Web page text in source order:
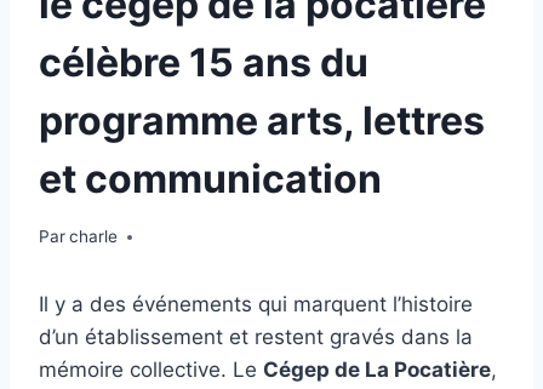
célèbre 15 ans du
programme arts, lettres
et communication
Parcharle
Il y a des événements qui marquent l’histoire
d’un établissement et restent gravés dans la
mémoire collective. Le Cégep de La Pocatière,